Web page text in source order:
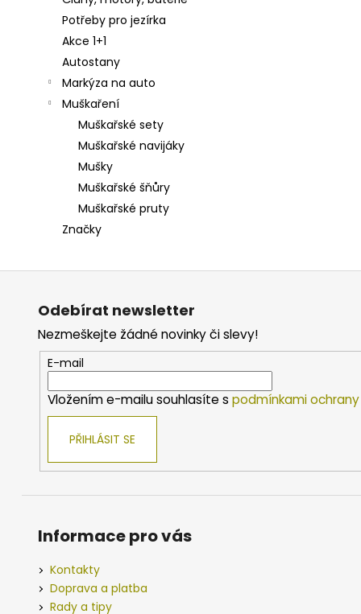
Potřeby pro jezírka
Akce 1+1
Autostany
Markýza na auto
Muškaření
Muškařské sety
Muškařské navijáky
Mušky
Muškařské šňůry
Muškařské pruty
Značky
Z
Odebírat newsletter
Nezmeškejte žádné novinky či slevy!
E-mail
Vložením e-mailu souhlasíte s podmínkami
PŘIHLÁSIT SE
Informace pro vás
Kontakty
Doprava a platba
Rady a tipy